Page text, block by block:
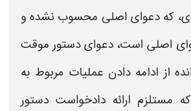
که دعوای اصلی محسوب نشده و
اصلی است، دعوایدستور موقت
ازادامه دادن عملیات مربوط به
مستلزم ارائه دادخواست دستور